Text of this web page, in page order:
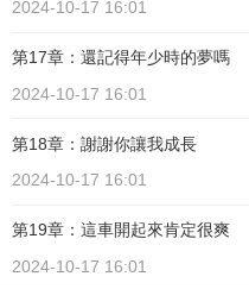
2024-10-17 16:01
第17章：還記得年少時的夢嗎
2024-10-17 16:01
第18章：謝謝你讓我成長
2024-10-17 16:01
第19章：這車開起來肯定很爽
2024-10-17 16:01